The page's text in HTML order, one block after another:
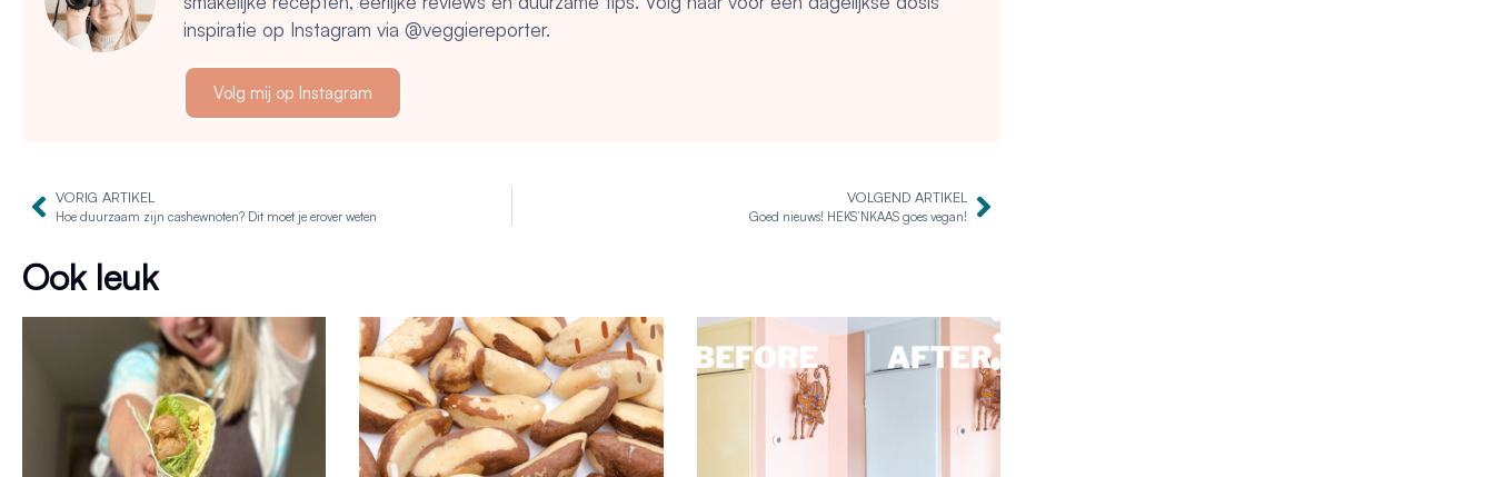
inspiratie op Instagram via @veggiereporter.
Volg mij op Instagram
VORIG ARTIKEL
Hoe duurzaam zijn cashewnoten? Dit moet je erover weten
VOLGEND ARTIKEL
Goed nieuws! HEKS’NKAAS goes vegan!
Ook leuk